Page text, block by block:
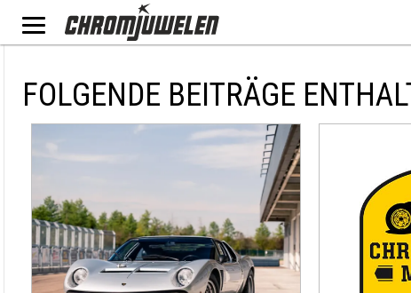
FOLGENDE BEITRÄGE